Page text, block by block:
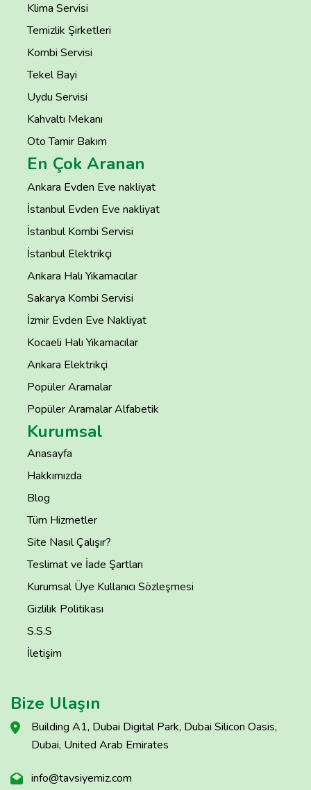
Klima Servisi
Temizlik Şirketleri
Kombi Servisi
Tekel Bayi
Uydu Servisi
Kahvaltı Mekanı
Oto Tamir Bakım
En Çok Aranan
Ankara Evden Eve nakliyat
İstanbul Evden Eve nakliyat
İstanbul Kombi Servisi
İstanbul Elektrikçi
Ankara Halı Yıkamacılar
Sakarya Kombi Servisi
İzmir Evden Eve Nakliyat
Kocaeli Halı Yıkamacılar
Ankara Elektrikçi
Popüler Aramalar
Popüler Aramalar Alfabetik
Kurumsal
Anasayfa
Hakkımızda
Blog
Tüm Hizmetler
Site Nasıl Çalışır?
Teslimat ve İade Şartları
Kurumsal Üye Kullanıcı Sözleşmesi
Gizlilik Politikası
S.S.S
İletişim
Bize Ulaşın
Building A1, Dubai Digital Park, Dubai Silicon Oasis,
Dubai, United Arab Emirates
info@tavsiyemiz.com